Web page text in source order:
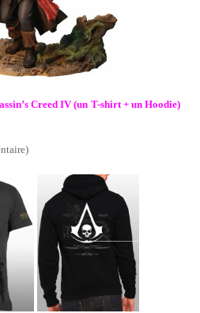
Creed IV (un T-shirt + un Hoodie)